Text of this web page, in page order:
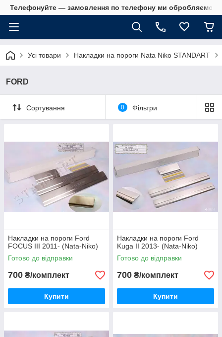
Телефонуйте — замовлення по телефону ми обробляємо в
Усі товари Накладки на пороги Nata Niko STANDART
FORD
Сортування 0 Фільтри
Накладки на пороги Ford
FOCUS III 2011- (Nata-Niko)
Готово до відправки
700 ₴/комплект
Купити
Накладки на пороги Ford
Kuga II 2013- (Nata-Niko)
Готово до відправки
700 ₴/комплект
Купити